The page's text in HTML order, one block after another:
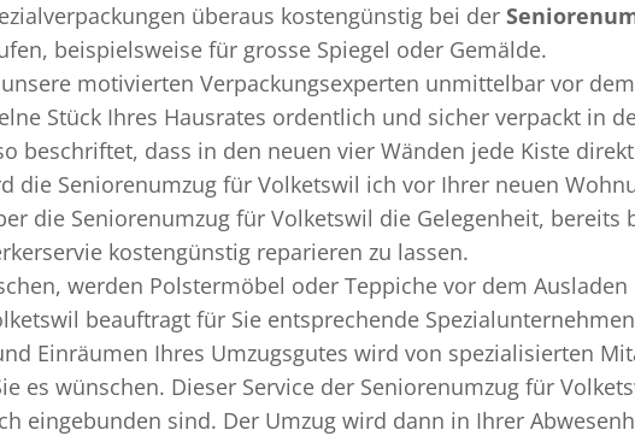
überaus kostengünstig bei der
beispielsweise für grosse Spiegel oder Gemälde.
motivierten Verpackungsexperten unmittelbar vor
Stück Ihres Hausrates ordentlich und sicher verpackt in
beschriftet, dass in den neuen vier Wänden jede Kiste
die Seniorenumzug für Volketswil ich vor Ihrer neuen
die Seniorenumzug für Volketswil die Gelegenheit,
kostengünstig reparieren zu lassen.
werden Polstermöbel oder Teppiche vor dem
beauftragt für Sie entsprechende
Einräumen Ihres Umzugsgutes wird von spezialisierten
es wünschen. Dieser Service der Seniorenumzug für
eingebunden sind. Der Umzug wird dann in Ihrer